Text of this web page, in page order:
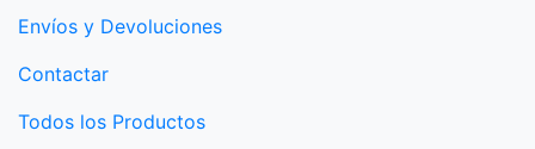
Envíos y Devoluciones
Contactar
Todos los Productos